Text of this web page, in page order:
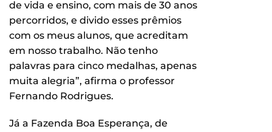
de vida e ensino, com mais de 30 anos
percorridos, e divido esses prêmios
com os meus alunos, que acreditam
em nosso trabalho. Não tenho
palavras para cinco medalhas, apenas
muita alegria”, afirma o professor
Fernando Rodrigues.
Já a Fazenda Boa Esperança, de